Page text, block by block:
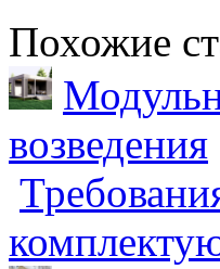
Похожие
возведения